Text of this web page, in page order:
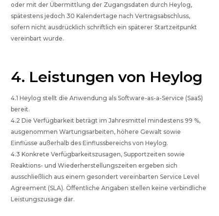
oder mit der Übermittlung der Zugangsdaten durch Heylog,
spätestens jedoch 30 Kalendertage nach Vertragsabschluss,
sofern nicht ausdrücklich schriftlich ein späterer Startzeitpunkt
vereinbart wurde.
4. Leistungen von Heylog
4.1 Heylog stellt die Anwendung als Software-as-a-Service (SaaS)
bereit.
4.2 Die Verfügbarkeit beträgt im Jahresmittel mindestens 99 %,
ausgenommen Wartungsarbeiten, höhere Gewalt sowie
Einflüsse außerhalb des Einflussbereichs von Heylog.
4.3 Konkrete Verfügbarkeitszusagen, Supportzeiten sowie
Reaktions- und Wiederherstellungszeiten ergeben sich
ausschließlich aus einem gesondert vereinbarten Service Level
Agreement (SLA). Öffentliche Angaben stellen keine verbindliche
Leistungszusage dar.